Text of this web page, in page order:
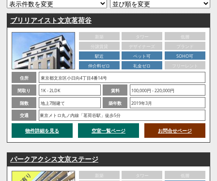
ブリリアイスト文京茗荷谷
新築 タワー
低層
分譲賃貸
デザイナーズ
ブランド
駅近
ペット可
SOHO可
仲介料ゼロ
礼金ゼロ
フリーレント
住所
東京都文京区小日向4丁目4番14号
間取り
1K - 2LDK 賃料
100,000円 - 220,000円
階数
地上7階建て 築年数
2019年3月
交通
東京メトロ丸ノ内線「茗荷谷駅」徒歩5分
物件詳細を見る 空室一覧ページ お問合せページ
パークアクシス文京ステージ
新築 タワー
低層